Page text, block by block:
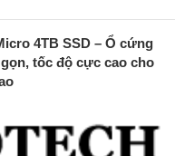
4TB SSD – Ổ cứng
tốc độ cực cao cho